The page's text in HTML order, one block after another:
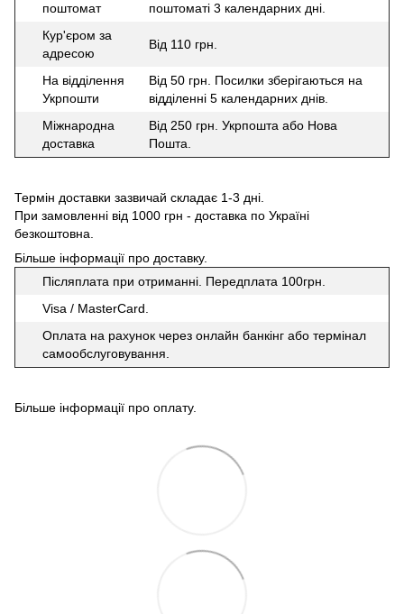
поштомат
поштоматі 3 календарних дні.
Кур'єром за
адресою
Від 110 грн.
На відділення
Укрпошти
Від 50 грн. Посилки зберігаються на
відділенні 5 календарних днів.
Міжнародна
доставка
Від 250 грн. Укрпошта або Нова
Пошта.
Термін доставки зазвичай складає 1-3 дні.
При замовленні від 1000 грн - доставка по Україні
безкоштовна.
Більше інформації про доставку.
Післяплата при отриманні. Передплата 100грн.
Visa / MasterCard.
Оплата на рахунок через онлайн банкінг або термінал
самообслуговування.
Більше інформації про оплату.